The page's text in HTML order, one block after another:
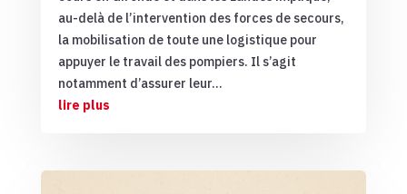
au-delà de l’intervention des forces de secours,
la mobilisation de toute une logistique pour
appuyer le travail des pompiers. Il s’agit
notamment d’assurer leur...
lire plus